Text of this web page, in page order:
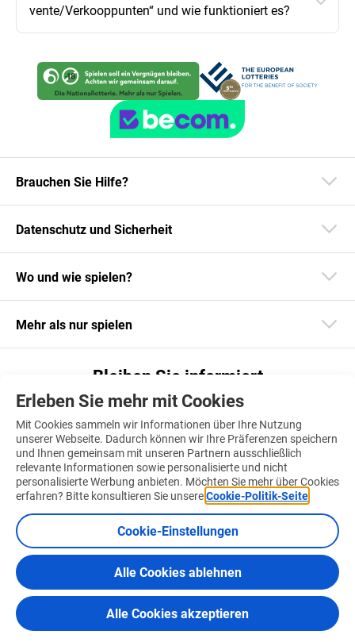
vente/Verkooppunten“ und wie funktioniert es?
Erleben Sie mehr mit Cookies
Mit Cookies sammeln wir Informationen über Ihre Nutzung
unserer Webseite. Dadurch können wir Ihre Präferenzen speichern
und Ihnen gemeinsam mit unseren Partnern ausschließlich
relevante Informationen sowie personalisierte und nicht
personalisierte Werbung anbieten. Möchten Sie mehr über Cookies
erfahren? Bitte konsultieren Sie unsereCookie-Politik-Seite
Cookie-Einstellungen
Alle Cookies ablehnen
Alle Cookies akzeptieren
Brauchen Sie Hilfe?
Datenschutz und Sicherheit
Wo und wie spielen?
Mehr als nur spielen
Bleiben Sie informiert
Laden Sie unsere App herunter
Finden Sie uns auch auf
Nutzungsbedingungen Cookie-Politik
Zertifizierungen &
Verhaltenskodexe
© 2026 Nationallotterie